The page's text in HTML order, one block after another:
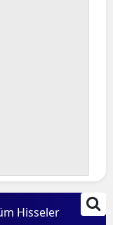
Hisseler